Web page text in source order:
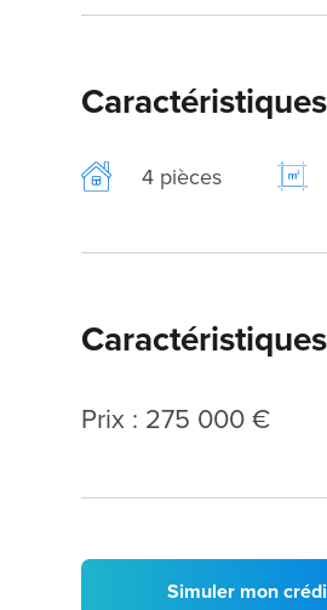
4 pièces
Prix : 275 000 €
Simuler mon